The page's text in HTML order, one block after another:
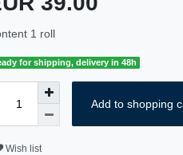
1 roll
for shipping, delivery in 48h
Add to shopping
Wish list